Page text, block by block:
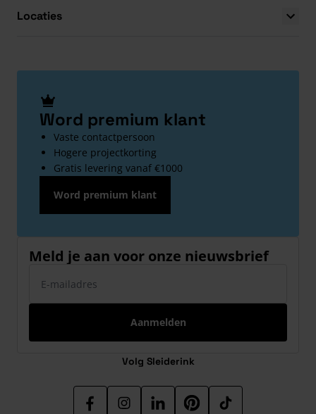
Locaties
Word premium klant
Vaste contactpersoon
Hogere projectkorting
Gratis levering vanaf €1000
Word premium klant
Meld je aan voor onze nieuwsbrief
Aanmelden
Volg Sleiderink